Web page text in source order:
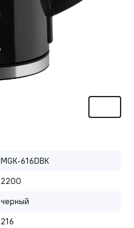
MGK-616DBK
2200
черный
216